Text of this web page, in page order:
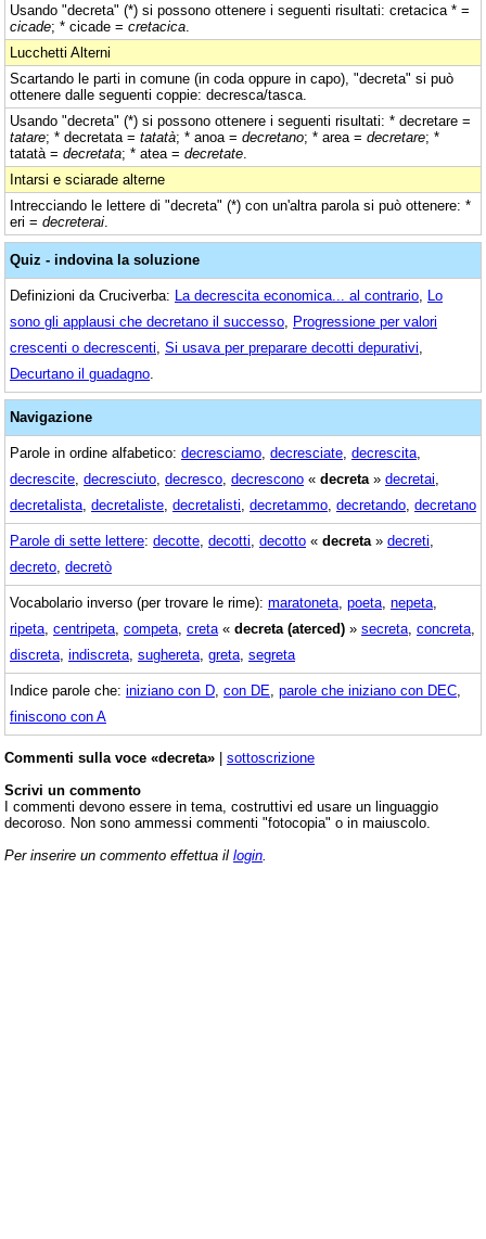
Usando "decreta" (*) si possono ottenere i seguenti risultati: cretacica * =
cicade; * cicade = cretacica
Lucchetti Alterni
Scartando le parti in comune (in coda oppure in capo), "decreta" si può
ottenere dalle seguenti coppie: decresca/tasca.
Usando "decreta" (*) si possono ottenere i seguenti risultati: * decretare =
tatare; * decretata = tatatà; * anoa = decretano; * area = decretare; *
tatatà = decretata; * atea = decretate
Intarsi e sciarade alterne
Intrecciando le lettere di "decreta" (*) con un'altra parola si può ottenere: *
eri = decreterai
Quiz - indovina la soluzione
Definizioni da Cruciverba: La decrescita economica... al contrario Lo
sono gli applausi che decretano il successo Progressione per valori
crescenti o decrescenti Si usava per preparare decotti depurativi
Decurtano il guadagno
Navigazione
Parole in ordine alfabetico: decresciamo decresciate decrescita
decrescite decresciuto decresco decrescono « decreta » decretai
decretalista decretaliste decretalisti decretammo decretando decretano
Parole di sette lettere: decotte decotti decotto « decreta » decreti
decreto decretò
Vocabolario inverso (per trovare le rime): maratoneta poeta nepeta
ripeta centripeta competa creta « decreta (aterced) » secreta concreta
discreta indiscreta sughereta greta segreta
Indice parole che: iniziano con D con DE parole che iniziano con DEC
finiscono con A
Commenti sulla voce «decreta» | sottoscrizione
Scrivi un commento
I commenti devono essere in tema, costruttivi ed usare un linguaggio
decoroso. Non sono ammessi commenti "fotocopia" o in maiuscolo.
Per inserire un commento effettua il login